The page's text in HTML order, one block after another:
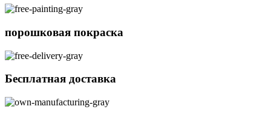
порошковая покраска
Бесплатная доставка